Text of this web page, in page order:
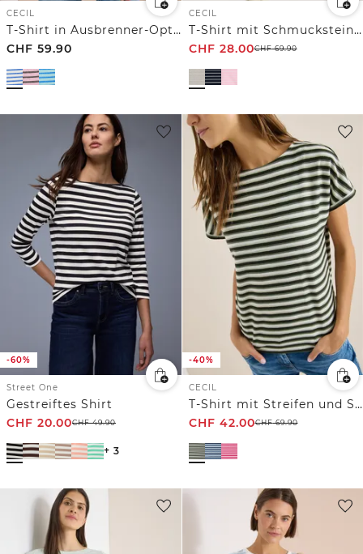
CECIL
T-Shirt in Ausbrenner-Optik
CHF 59.90
CECIL
T-Shirt mit Schmuckstein Wording
CHF 28.00CHF69.90
-60%
Street One
Gestreiftes Shirt
CHF 20.00CHF49.90
+ 3
-40%
CECIL
T-Shirt mit Streifen und Struktur
CHF 42.00CHF69.90